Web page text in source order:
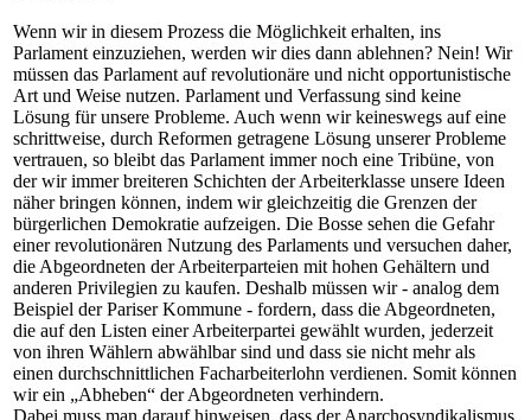
Wenn wir in diesem Prozess die Möglichkeit erhalten, ins
Parlament einzuziehen, werden wir dies dann ablehnen? Nein! Wir
müssen das Parlament auf revolutionäre und nicht opportunistische
Art und Weise nutzen. Parlament und Verfassung sind keine
Lösung für unsere Probleme. Auch wenn wir keineswegs auf eine
schrittweise, durch Reformen getragene Lösung unserer Probleme
vertrauen, so bleibt das Parlament immer noch eine Tribüne, von
der wir immer breiteren Schichten der Arbeiterklasse unsere Ideen
näher bringen können, indem wir gleichzeitig die Grenzen der
bürgerlichen Demokratie aufzeigen. Die Bosse sehen die Gefahr
einer revolutionären Nutzung des Parlaments und versuchen daher,
die Abgeordneten der Arbeiterparteien mit hohen Gehältern und
anderen Privilegien zu kaufen. Deshalb müssen wir - analog dem
Beispiel der Pariser Kommune - fordern, dass die Abgeordneten,
die auf den Listen einer Arbeiterpartei gewählt wurden, jederzeit
von ihren Wählern abwählbar sind und dass sie nicht mehr als
einen durchschnittlichen Facharbeiterlohn verdienen. Somit können
wir ein „Abheben“ der Abgeordneten verhindern.
Dabei muss man darauf hinweisen, dass der Anarchosyndikalismus